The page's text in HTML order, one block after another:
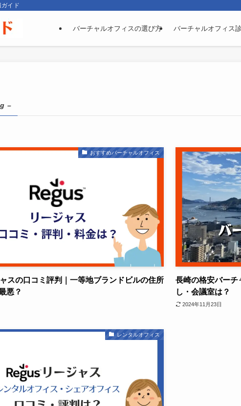
イド
バーチャルオフィスの選び方 バーチャルオフィス
–
おすすめバーチャルオフィス
スの口コミ評判｜一等地ブランドビルの住所
悪？
長崎の格安バーチ
し・会議室は？
2024年11月23日
レンタルオフィス